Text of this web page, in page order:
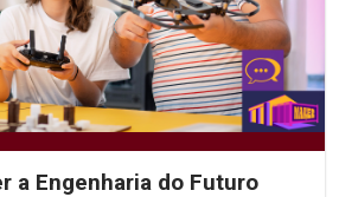
a Engenharia do Futuro